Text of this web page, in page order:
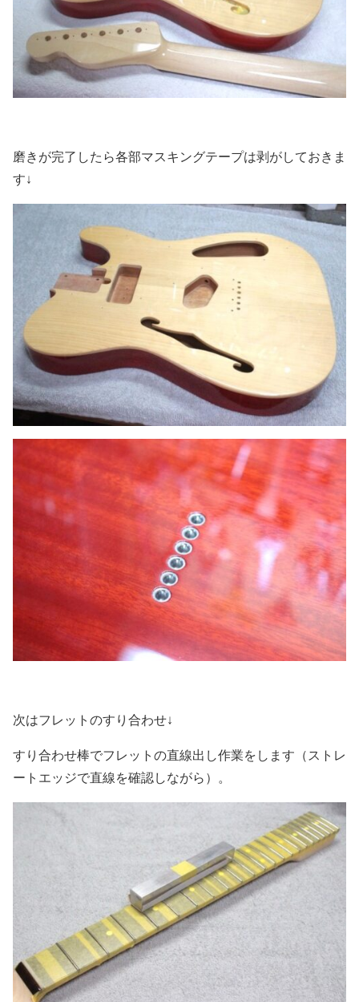
磨きが完了したら各部マスキングテープは剥がしておきま
す↓
次はフレットのすり合わせ↓
すり合わせ棒でフレットの直線出し作業をします（ストレ
ートエッジで直線を確認しながら）。